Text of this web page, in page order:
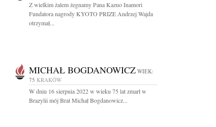
Z wielkim żalem żegnamy Pana Kazuo Inamori
Fundatora nagrody KYOTO PRIZE Andrzej Wajda
otrzymał...
MICHAŁ BOGDANOWICZ WIEK:
75 KRAKÓW
W dniu 16 sierpnia 2022 w wieku 75 lat zmarł w
Brazylii mój Brat Michał Bogdanowicz...